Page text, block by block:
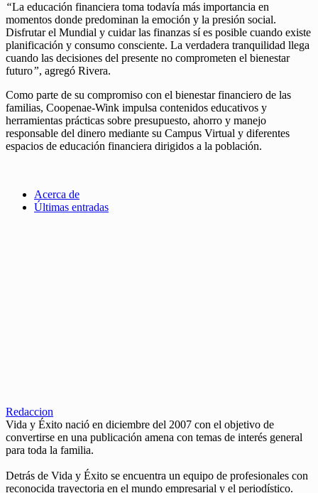
“La educación financiera toma todavía más importancia en
momentos donde predominan la emoción y la presión social.
Disfrutar el Mundial y cuidar las finanzas sí es posible cuando existe
planificación y consumo consciente. La verdadera tranquilidad llega
cuando las decisiones del presente no comprometen el bienestar
futuro”, agregó Rivera.
Como parte de su compromiso con el bienestar financiero de las
familias, Coopenae-Wink impulsa contenidos educativos y
herramientas prácticas sobre presupuesto, ahorro y manejo
responsable del dinero mediante su Campus Virtual y diferentes
espacios de educación financiera dirigidos a la población.
Acerca de
Últimas entradas
Redaccion
Vida y Éxito nació en diciembre del 2007 con el objetivo de
convertirse en una publicación amena con temas de interés general
para toda la familia.
Detrás de Vida y Éxito se encuentra un equipo de profesionales con
reconocida trayectoria en el mundo empresarial y el periodístico.